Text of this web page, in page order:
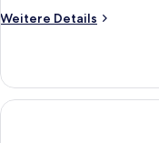
Weitere Details
Weitere
Double
Room